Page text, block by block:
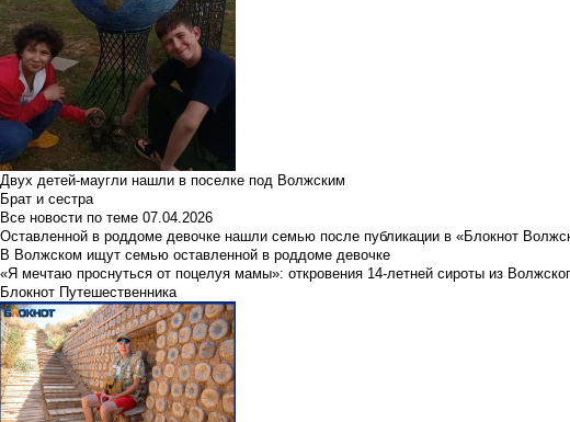
Двух детей-маугли нашли в поселке под Волжским
Брат и сестра
Все новости по теме 07.04.2026
Оставленной в роддоме девочке нашли семью после публикации в «Блокнот
В Волжском ищут семью оставленной в роддоме девочке
«Я мечтаю проснуться от поцелуя мамы»: откровения 14-летней сироты из
Блокнот Путешественника